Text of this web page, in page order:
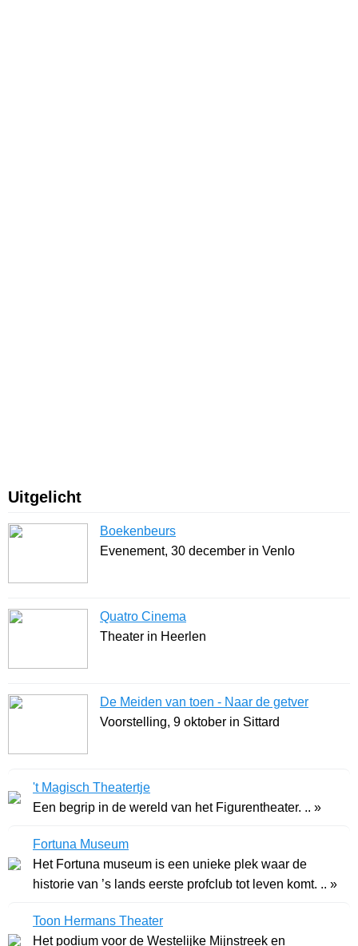
Uitgelicht
Boekenbeurs
Evenement, 30 december in Venlo
Quatro Cinema
Theater in Heerlen
De Meiden van toen - Naar de getver
Voorstelling, 9 oktober in Sittard
't Magisch Theatertje
Een begrip in de wereld van het Figurentheater. .. »
Fortuna Museum
Het Fortuna museum is een unieke plek waar de
historie van ’s lands eerste profclub tot leven komt. .. »
Toon Hermans Theater
Het podium voor de Westelijke Mijnstreek en